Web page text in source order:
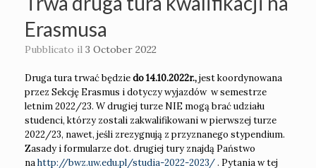
Erasmusa
Pubblicato il 3 October 2022
Druga tura trwać będziedo 14.10.2022r.,jest koordynowana
przez Sekcję Erasmus i dotyczy wyjazdów w semestrze
letnim 2022/23. W drugiej turze NIE mogą brać udziału
studenci, którzy zostali zakwalifikowani w pierwszej turze
2022/23, nawet, jeśli zrezygnują z przyznanego stypendium.
Zasady i formularze dot. drugiej tury znajdą Państwo
nahttp://bwz.uw.edu.pl/studia-2022-2023/. Pytania w tej